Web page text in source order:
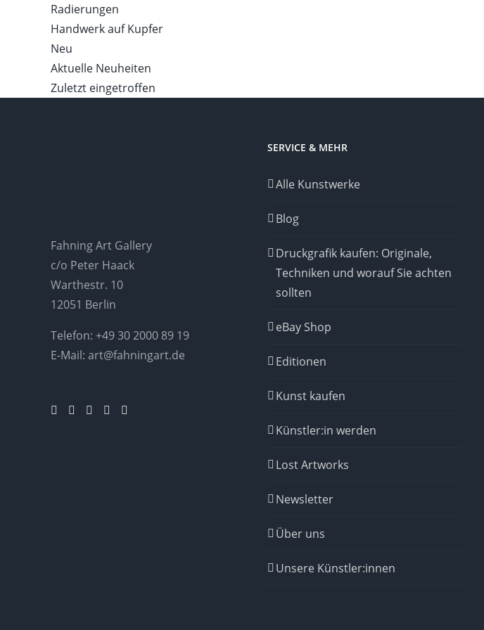
Radierungen
Handwerk auf Kupfer
Neu
Aktuelle Neuheiten
Zuletzt eingetroffen
Fahning Art Gallery
c/o Peter Haack
Warthestr. 10
12051 Berlin
Telefon: +49 30 2000 89 19
E-Mail: art@fahningart.de
SERVICE & MEHR
Alle Kunstwerke
Blog
Druckgrafik kaufen: Originale,
Techniken und worauf Sie achten
sollten
eBay Shop
Editionen
Kunst kaufen
Künstler:in werden
Lost Artworks
Newsletter
Über uns
Unsere Künstler:innen